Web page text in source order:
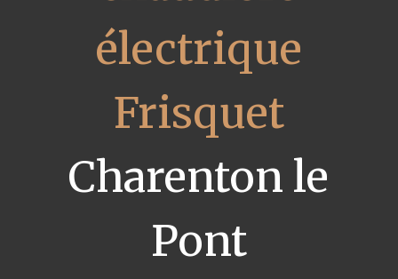
électrique
Frisquet
Charenton le
Pont